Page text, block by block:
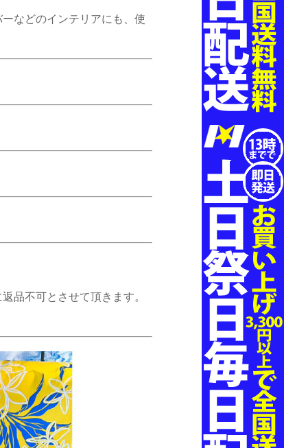
などのインテリアにも、使
品不可とさせて頂きます。